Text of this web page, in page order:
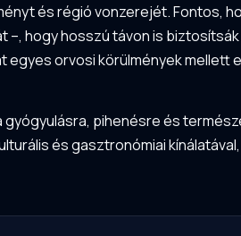
és régió vonzerejét. Fontos,
–, hogy hosszú távon is
orvosi körülmények mellett
pihenésre és
és gasztronómiai